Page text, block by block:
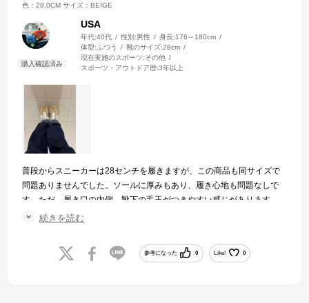
色：28.0CM サイズ：BEIGE
USA
年代:40代 性別:男性 身長:176～180cm
体型: ふつう 靴のサイズ:28cm
現在実施のスポーツ:その他
スポーツ・アウトドア歴:3年以上
普段からスニーカーは28センチを履きますが、この商品も同サイズで
問題ありませんでした。ソールに厚みもあり、履き心地も問題なしで
す。ただ、履き口の内側、靴下の毛玉がつきやすい感じがあります。
黒が多くなる冬のスタイルに、爽やかな差し色として重宝しそうで
続きを読む
参考になった 0 Like! 0